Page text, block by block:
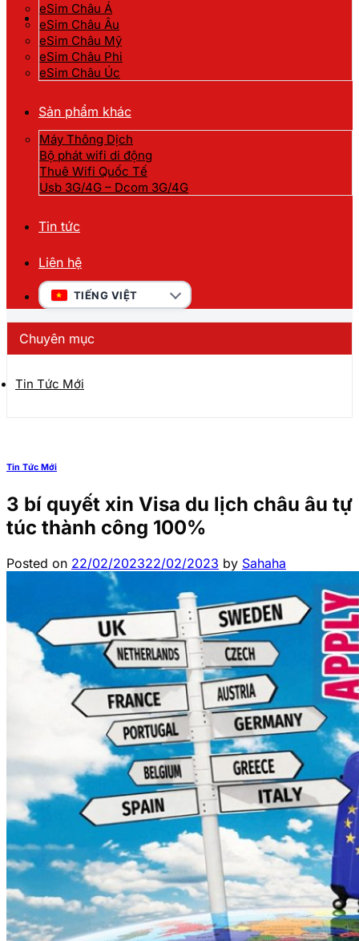
eSim Châu Á
eSim Châu Âu
eSim Châu Mỹ
eSim Châu Phi
eSim Châu Úc
Sản phẩm khác
Máy Thông Dịch
Bộ phát wifi di động
Thuê Wifi Quốc Tế
Usb 3G/4G – Dcom 3G/4G
Tin tức
Liên hệ
TIẾNG VIỆT
Chuyên mục
Tin Tức Mới
Tin Tức Mới
3 bí quyết xin Visa du lịch châu âu tự
túc thành công 100%
Posted on 22/02/202322/02/2023 by Sahaha